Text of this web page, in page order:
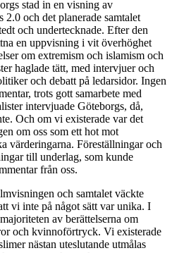
stad in en visning av
och det planerade samtalet
och undertecknade. Efter den
en uppvisning i vit överhöghet
om extremism och islamism och
haglade tätt, med intervjuer och
och debatt på ledarsidor. Ingen
trots gott samarbete med
intervjuade Göteborgs, då,
Och om vi existerade var det
om oss som ett hot mot
värderingarna. Föreställningar och
till underlag, som kunde
från oss.
och samtalet väckte
vi inte på något sätt var unika. I
av berättelserna om
och kvinnoförtryck. Vi existerade
nästan uteslutande utmålas